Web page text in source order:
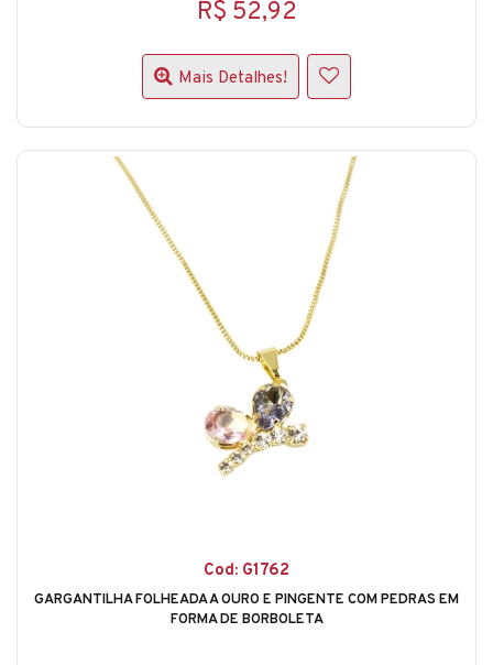
R$ 52,92
Mais Detalhes!
Cod: G1762
GARGANTILHA FOLHEADA A OURO E PINGENTE COM PEDRAS EM
FORMA DE BORBOLETA